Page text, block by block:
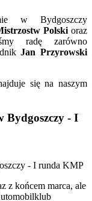
w Bydgoszczy
Polskioraz
radę zarówno
Jan Przyrowski
się na naszym
Bydgoszczy - I
z końcem marca, ale